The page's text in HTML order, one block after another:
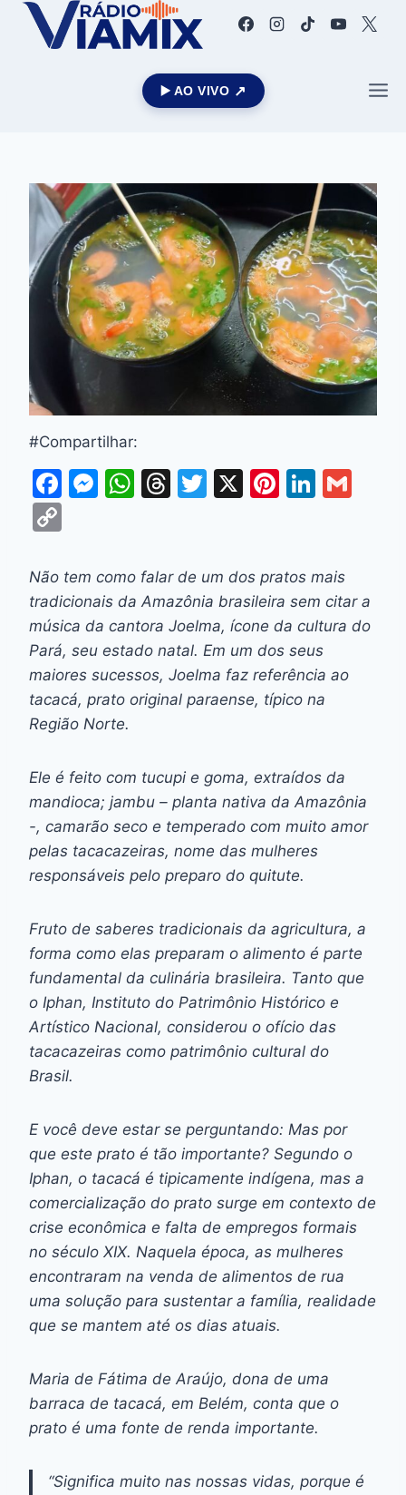
▶️ AO VIVO
#Compartilhar:
F
e
b
o
o
k
M
s
e
n
g
er
W
s
A
p
p
T
a
d
s
T
er
X
Pi
e
st
Li
e
dI
n
p
y
Li
n
k
Não tem como falar de um dos pratos mais
tradicionais da Amazônia brasileira sem citar a
música da cantora Joelma, ícone da cultura do
Pará, seu estado natal. Em um dos seus
maiores sucessos, Joelma faz referência ao
tacacá, prato original paraense, típico na
Região Norte.
Ele é feito com tucupi e goma, extraídos da
mandioca; jambu – planta nativa da Amazônia
-, camarão seco e temperado com muito amor
pelas tacacazeiras, nome das mulheres
responsáveis pelo preparo do quitute.
Fruto de saberes tradicionais da agricultura, a
forma como elas preparam o alimento é parte
fundamental da culinária brasileira. Tanto que
o Iphan, Instituto do Patrimônio Histórico e
Artístico Nacional, considerou o ofício das
tacacazeiras como patrimônio cultural do
Brasil.
E você deve estar se perguntando: Mas por
que este prato é tão importante? Segundo o
Iphan, o tacacá é tipicamente indígena, mas a
comercialização do prato surge em contexto de
crise econômica e falta de empregos formais
no século XIX. Naquela época, as mulheres
encontraram na venda de alimentos de rua
uma solução para sustentar a família, realidade
que se mantem até os dias atuais.
Maria de Fátima de Araújo, dona de uma
barraca de tacacá, em Belém, conta que o
prato é uma fonte de renda importante.
“Significa muito nas nossas vidas, porque é